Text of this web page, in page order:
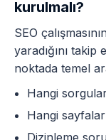
kurulmalı?
SEO
yaradığını
noktada temel
Hangi
Hangi
Dizinleme